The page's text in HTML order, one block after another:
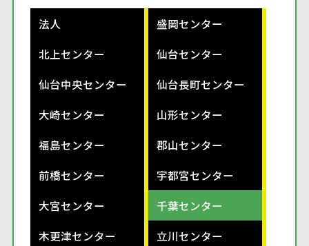
法人
盛岡センター
北上センター
仙台センター
仙台中央センター
仙台長町センター
大崎センター
山形センター
福島センター
郡山センター
前橋センター
宇都宮センター
大宮センター
千葉センター
木更津センター
立川センター